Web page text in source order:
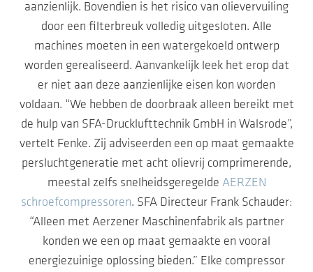
aanzienlijk. Bovendien is het risico van olievervuiling
door een filterbreuk volledig uitgesloten. Alle
machines moeten in een watergekoeld ontwerp
worden gerealiseerd. Aanvankelijk leek het erop dat
er niet aan deze aanzienlijke eisen kon worden
voldaan. “We hebben de doorbraak alleen bereikt met
de hulp van SFA-Drucklufttechnik GmbH in Walsrode”,
vertelt Fenke. Zij adviseerden een op maat gemaakte
persluchtgeneratie met acht olievrij comprimerende,
meestal zelfs snelheidsgeregelde AERZEN
schroefcompressoren. SFA Directeur Frank Schauder:
“Alleen met Aerzener Maschinenfabrik als partner
konden we een op maat gemaakte en vooral
energiezuinige oplossing bieden.” Elke compressor